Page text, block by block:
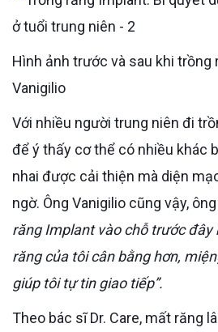
Hình ảnh trước và sau khi trồng răng Implant của ông
Vanigilio
Với nhiều người trung niên đi trồng răng Implant họ
để ý thấy cơ thể có nhiều khác
nhai được cải thiện mà diện
ngờ. Ông Vanigilio cũng vậy,
răng Implant vào chỗ trước đây
răng của tôi cân bằng hơn,
giúp tôi tự tin giao tiếp”.
Theo bác sĩ Dr. Care, mất răng lâu ngày rất dễ xảy ra